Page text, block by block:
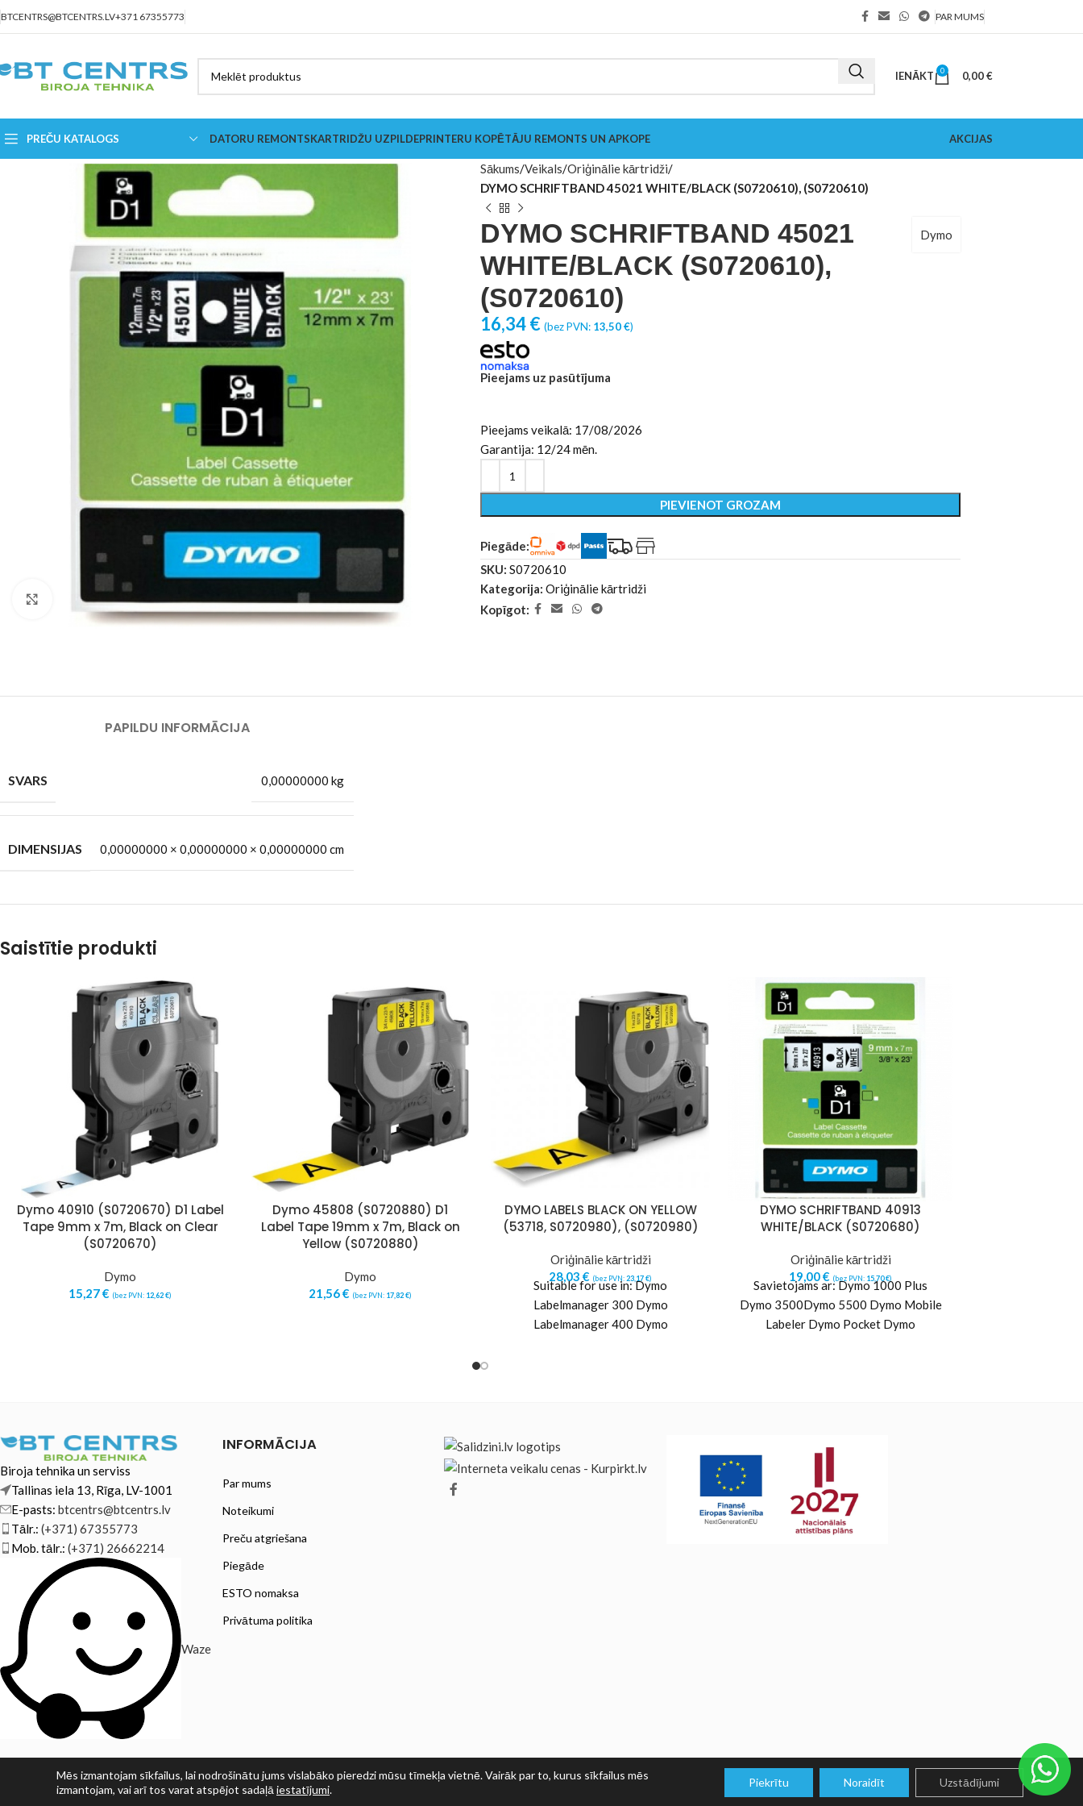
BTCENTRS@BTCENTRS.LV+371 67355773 PAR MUMS
IENĀKT 0 0,00€
PREČU KATALOGS DATORU REMONTSKARTRIDŽU UZPILDEPRINTERU KOPĒTĀJU REMONTS UN APKOPE AKCIJAS
Click to enlarge
Sākums Veikals Oriģinālie kārtridži
DYMO SCHRIFTBAND 45021 WHITE/BLACK (S0720610), (S0720610)
DYMO SCHRIFTBAND 45021
WHITE/BLACK (S0720610),
(S0720610)
Dymo
16,34€ (bez PVN: 13,50€)
Pieejams uz pasūtījuma
Pieejams veikalā: 17/08/2026
Garantija: 12/24 mēn.
PIEVIENOT GROZAM
Piegāde:
SKU: S0720610
Kategorija: Oriģinālie kārtridži
Kopīgot:
PAPILDU INFORMĀCIJA
SVARS 0,00000000 kg
DIMENSIJAS 0,00000000 × 0,00000000 × 0,00000000 cm
Saistītie produkti
Dymo 40910 (S0720670) D1 Label
Tape 9mm x 7m, Black on Clear
(S0720670)
Dymo
15,27€ (bez PVN: 12,62€)
Dymo 45808 (S0720880) D1
Label Tape 19mm x 7m, Black on
Yellow (S0720880)
Dymo
21,56€ (bez PVN: 17,82€)
DYMO LABELS BLACK ON YELLOW
(53718, S0720980), (S0720980)
Oriģinālie kārtridži
28,03 € (bez PVN:23,17€)
Suitable for use in: Dymo
Labelmanager 300 Dymo
Labelmanager 400 Dymo
DYMO SCHRIFTBAND 40913
WHITE/BLACK (S0720680)
Oriģinālie kārtridži
19,00€ (bez PVN: 15,70€)
Savietojams ar: Dymo 1000 Plus
Dymo 3500Dymo 5500 Dymo Mobile
Labeler Dymo Pocket Dymo
Biroja tehnika un serviss
Tallinas iela 13, Rīga, LV-1001
E-pasts: btcentrs@btcentrs.lv
Tālr.: (+371) 67355773
Mob. tālr.: (+371) 26662214
Waze
INFORMĀCIJA
Par mums
Noteikumi
Preču atgriešana
Piegāde
ESTO nomaksa
Privātuma politika
© SIA PRINT LV 2025
Mēs izmantojam sīkfailus, lai nodrošinātu jums vislabāko pieredzi mūsu tīmekļa vietnē. Vairāk par to, kurus sīkfailus mēs
izmantojam, vai arī tos varat atspējot sadaļā iestatījumi.
Piekrītu Noraidīt Uzstādījumi